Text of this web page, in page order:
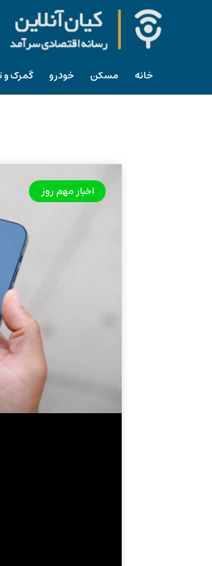
خانه مسکن خودرو گمرک و
اخبار مهم روز